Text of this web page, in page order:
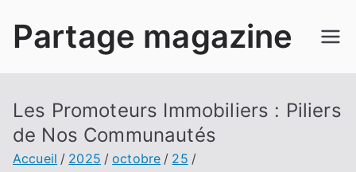
Partage magazine
Les Promoteurs Immobiliers : Piliers
de Nos Communautés
Accueil 2025 octobre
25